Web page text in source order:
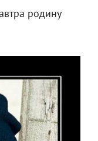
родину